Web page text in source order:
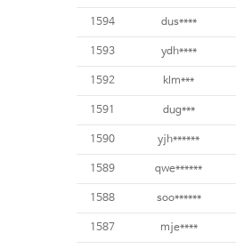
1594 dus****
1593 ydh****
1592 klm***
1591 dug***
1590 yjh******
1589 qwe******
1588 soo******
1587 mje****